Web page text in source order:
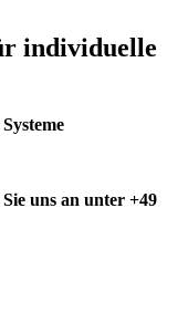
individuelle
uns an unter +49